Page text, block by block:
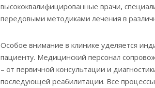
высококвалифицированные врачи,
передовыми методиками лечения в
Особое внимание в клинике уделяется
пациенту. Медицинский персонал
– от первичной консультации и
последующей реабилитации. Все